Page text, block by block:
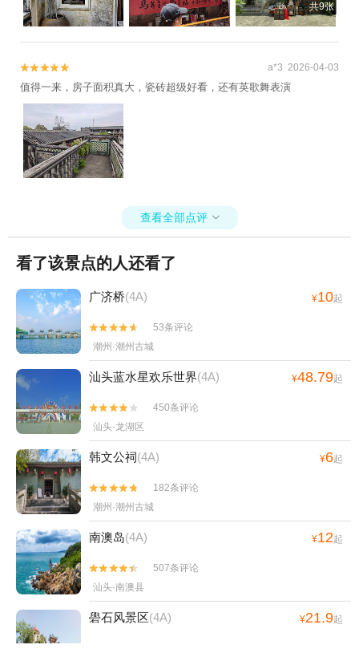
共9张

 a*3 2026-04-03
值得一来，房子面积真大，瓷砖超级好看，还有英歌舞表演
查看全部点评 
看了该景点的人还看了
广济桥(4A) ¥10起


53条评论
潮州·潮州古城
汕头蓝水星欢乐世界(4A) ¥48.79起


450条评论
汕头·龙湖区
韩文公祠(4A) ¥6起


182条评论
潮州·潮州古城
南澳岛(4A) ¥12起


507条评论
汕头·南澳县
礐石风景区(4A) ¥21.9起